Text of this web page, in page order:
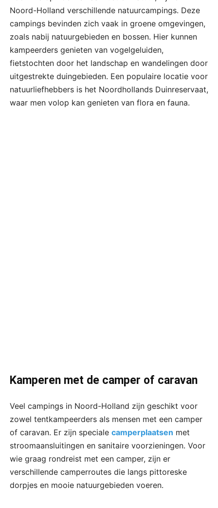
Noord-Holland verschillende natuurcampings. Deze
campings bevinden zich vaak in groene omgevingen,
zoals nabij natuurgebieden en bossen. Hier kunnen
kampeerders genieten van vogelgeluiden,
fietstochten door het landschap en wandelingen door
uitgestrekte duingebieden. Een populaire locatie voor
natuurliefhebbers is het Noordhollands Duinreservaat,
waar men volop kan genieten van flora en fauna.
Kamperen met de camper of caravan
Veel campings in Noord-Holland zijn geschikt voor
zowel tentkampeerders als mensen met een camper
of caravan. Er zijn speciale camperplaatsen met
stroomaansluitingen en sanitaire voorzieningen. Voor
wie graag rondreist met een camper, zijn er
verschillende camperroutes die langs pittoreske
dorpjes en mooie natuurgebieden voeren.